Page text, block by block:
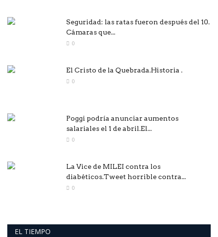
Seguridad: las ratas fueron después del 10.
Cámaras que...
0
El Cristo de la Quebrada.Historia .
0
Poggi podría anunciar aumentos
salariales el 1 de abril.El...
0
La Vice de MILEI contra los
diabéticos.Tweet horrible contra...
0
EL TIEMPO